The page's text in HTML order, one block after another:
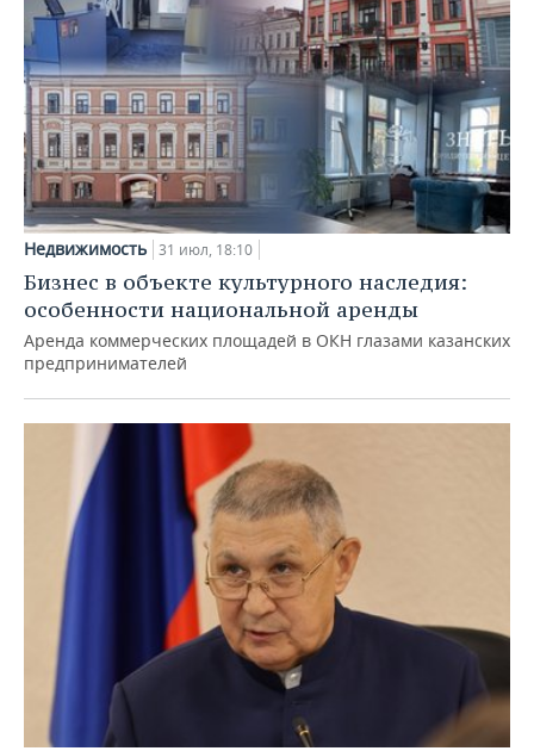
Недвижимость 31 июл, 18:10
Бизнес в объекте культурного наследия:
особенности национальной аренды
Аренда коммерческих площадей в ОКН глазами казанских
предпринимателей